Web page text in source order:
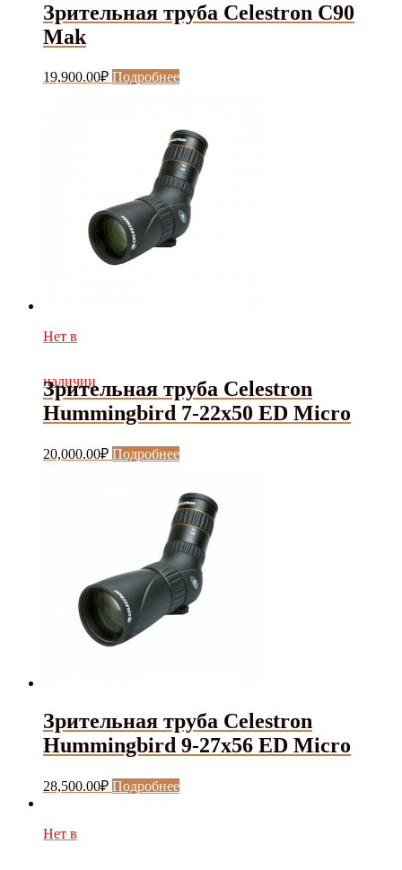
Зрительная труба Celestron C90
Mak
19,900.00₽ Подробнее
Нет в
наличии
Зрительная труба Celestron
Hummingbird 7-22x50 ED Micro
20,000.00₽ Подробнее
Зрительная труба Celestron
Hummingbird 9-27x56 ED Micro
28,500.00₽ Подробнее
Нет в